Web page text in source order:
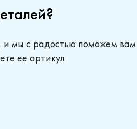
и мы с радостью поможем вам
ее артикул